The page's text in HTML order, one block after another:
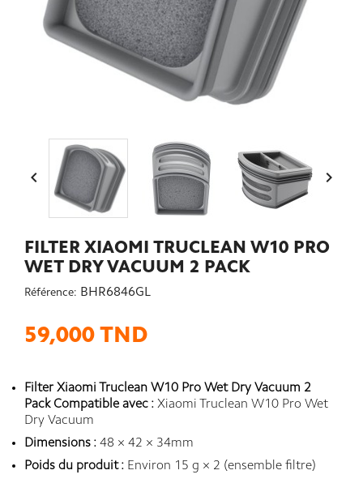
 
FILTER XIAOMI TRUCLEAN W10 PRO
WET DRY VACUUM 2 PACK
Référence: BHR6846GL
59,000 TND
Filter Xiaomi Truclean W10 Pro Wet Dry Vacuum 2
Pack Compatible avec : Xiaomi Truclean W10 Pro Wet
Dry Vacuum
Dimensions : 48 × 42 × 34mm
Poids du produit : Environ 15 g × 2 (ensemble filtre)